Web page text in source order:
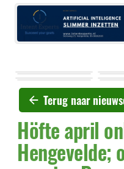
Terug naar
Höfte april
Hengevelde;